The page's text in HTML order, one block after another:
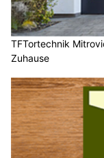
TFTortechnik
Zuhause